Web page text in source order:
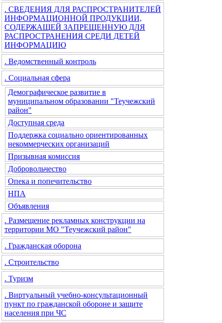
. СВЕДЕНИЯ ДЛЯ РАСПРОСТРАНИТЕЛЕЙ
ИНФОРМАЦИОННОЙ ПРОДУКЦИИ,
СОДЕРЖАЩЕЙ ЗАПРЕЩЕННУЮ ДЛЯ
РАСПРОСТРАНЕНИЯ СРЕДИ ДЕТЕЙ
ИНФОРМАЦИЮ
. Ведомственный контроль
. Социальная сфера
Демографическое развитие в
муниципальном образовании "Теучежский
район"
Доступная среда
Поддержка социально ориентированных
некоммерческих организаций
Призывная комиссия
Добровольчество
Опека и попечительство
НПА
Объявления
. Размещение рекламных конструкции на
территории МО "Теучежский район"
. Гражданская оборона
. Строительство
. Туризм
. Виртуальный учебно-консультационный
пункт по гражданской обороне и защите
населения при ЧС